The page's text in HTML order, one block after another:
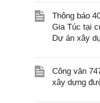
Thông báo
Gia Túc tại
Dự án xây
Công văn
xây dựng